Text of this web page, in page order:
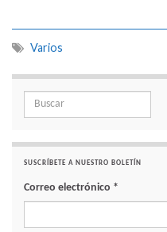
Varios
Search for:
SUSCRÍBETE A NUESTRO BOLETÍN
Correo electrónico *